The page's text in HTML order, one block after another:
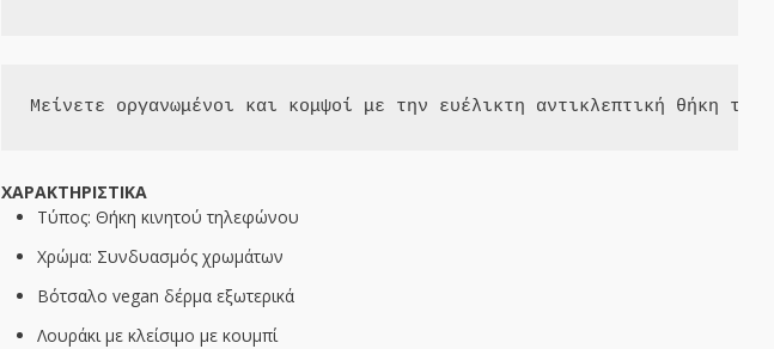
Μείνετε οργανωμένοι και κομψοί με την ευέλικτη αντικλεπτική θήκη
ΧΑΡΑΚΤΗΡΙΣΤΙΚΑ
Τύπος: Θήκη κινητού τηλεφώνου
Χρώμα: Συνδυασμός χρωμάτων
Βότσαλο vegan δέρμα εξωτερικά
Λουράκι με κλείσιμο με κουμπί